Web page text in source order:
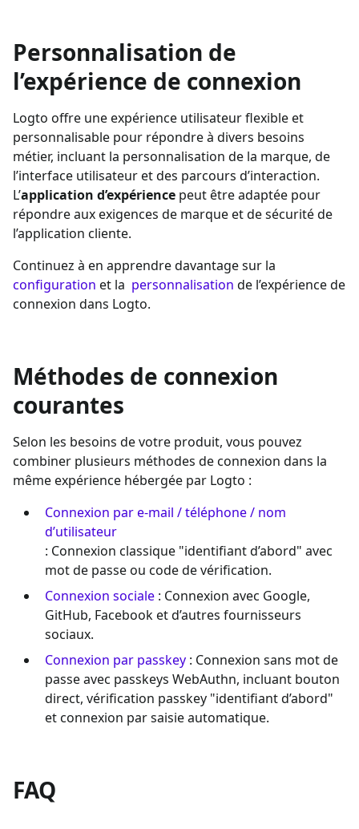
Personnalisation de
l’expérience de connexion
Logto offre une expérience utilisateur flexible et
personnalisable pour répondre à divers besoins
métier, incluant la personnalisation de la marque, de
l’interface utilisateur et des parcours d’interaction.
L’application d’expérience peut être adaptée pour
répondre aux exigences de marque et de sécurité de
l’application cliente.
Continuez à en apprendre davantage sur la
configuration et la personnalisation de l’expérience de
connexion dans Logto.
Méthodes de connexion
courantes
Selon les besoins de votre produit, vous pouvez
combiner plusieurs méthodes de connexion dans la
même expérience hébergée par Logto :
Connexion par e-mail / téléphone / nom
d’utilisateur
: Connexion classique "identifiant d’abord" avec
mot de passe ou code de vérification.
Connexion sociale : Connexion avec Google,
GitHub, Facebook et d’autres fournisseurs
sociaux.
Connexion par passkey : Connexion sans mot de
passe avec passkeys WebAuthn, incluant bouton
direct, vérification passkey "identifiant d’abord"
et connexion par saisie automatique.
FAQ